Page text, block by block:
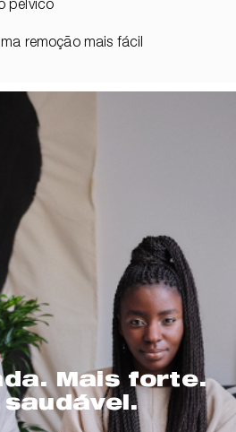
pélvico
remoção mais fácil
Mais forte.
saudável.